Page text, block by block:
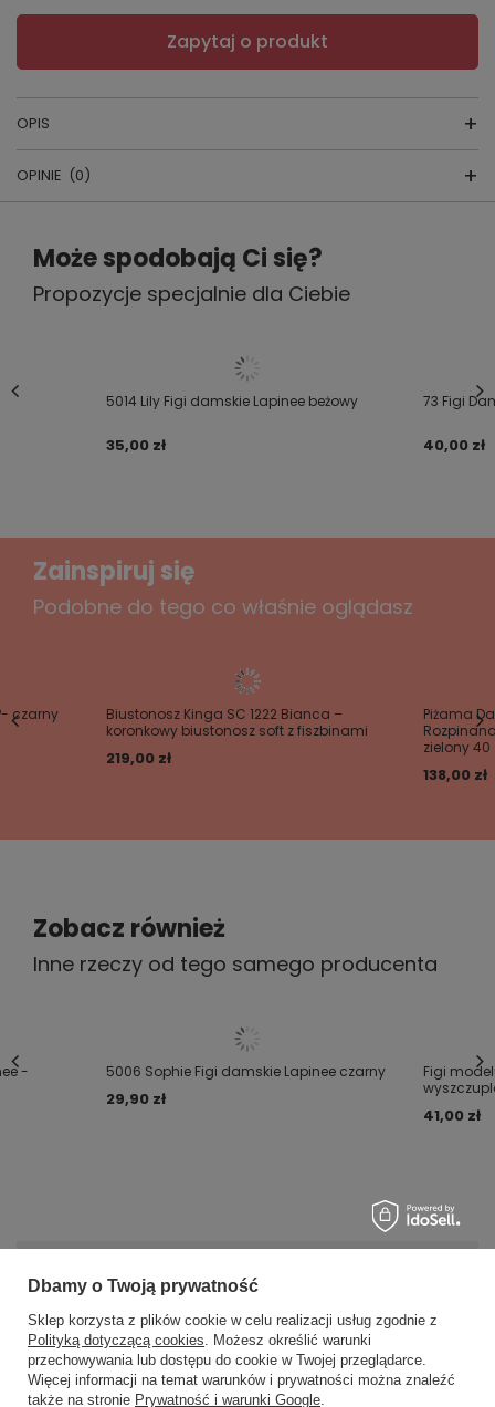
Zapytaj o produkt
OPIS
Figi damskie 5014
producent: Lapinee
kraj produkcji: Polska
Figi damskie typu brazyliany z delikatnej koronki o
kwiatowym princie. Przód wykonany z delikatnej
mikrofibry. W pasie gumka podtrzymująca. Figi
OPINIE (0)
Napisz swoją opinię
Twoja ocena:
Twój email
Może spodobają Ci się?
Propozycje specjalnie dla Ciebie
5014 Lily Figi damskie Lapinee beżowy
35,00 zł
73 Figi
40,00 zł
Zainspiruj się
Podobne do tego co właśnie oglądasz
czarny
Biustonosz Kinga SC 1222 Bianca –
koronkowy biustonosz soft z fiszbinami
219,00 zł
Piżama
zielony 40
138,00 zł
Zobacz również
Inne rzeczy od tego samego producenta
- 5006 Sophie Figi damskie Lapinee czarny
29,90 zł
Figi
41,00 zł
MOJE ZAMÓWIENIE
Status zamówienia
Śledzenie przesyłki
Chcę zareklamować produkt
×
✨ Asystent zakupowy
Napisz czego szukasz — pokażę
Dbamy o Twoją prywatność
Sklep korzysta z plików cookie w celu realizacji usług zgodnie z
Polityką dotyczącą cookies. Możesz określić warunki
przechowywania lub dostępu do cookie w Twojej przeglądarce.
Więcej informacji na temat warunków i prywatności można znaleźć
także na stronie Prywatność i warunki Google.